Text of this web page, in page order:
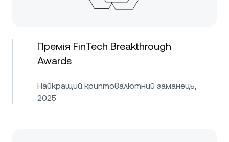
Премія FinTech Breakthrough
Awards
Найкращий криптовалютний гаманець,
2025